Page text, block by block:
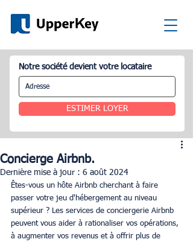
Notre société devient votre locataire
ESTIMER LOYER
Concierge Airbnb.
Dernière mise à jour : 6 août 2024
Êtes-vous un hôte Airbnb cherchant à faire
passer votre jeu d'hébergement au niveau
supérieur ? Les services de conciergerie Airbnb
peuvent vous aider à rationaliser vos opérations,
à augmenter vos revenus et à offrir plus de